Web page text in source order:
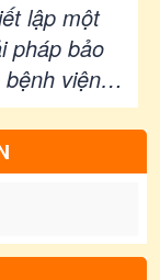
lập một
pháp bảo
viện
tại San
này đang
250 đến
tinh thần